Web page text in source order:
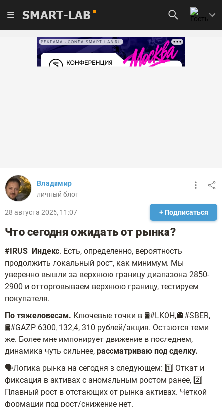
SMART-LAB
РЕКЛАМА • CONFA.SMART-LAB.RU
Владимир
личный блог
28 августа 2025, 11:07 + Подписаться
Что сегодня ожидать от рынка?
#IRUS Индекс. Есть, определенно, вероятность
продолжить локальный рост, как минимум. Мы
уверенно вышли за верхнюю границу диапазона 2850-
2900 и отторговываем верхнюю границу, тестируем
покупателя.
По тяжеловесам. Ключевые точки в 🛢#LKOH,🏦#SBER,
🛢#GAZP 6300, 132,4, 310 рублей/акция. Остаются теми
же. Более мне импонирует движение в последнем,
динамика чуть сильнее, рассматриваю под сделку.
🗣Логика рынка на сегодня в следующем: 1️⃣ Откат и
фиксация в активах с аномальным ростом ранее, 2️⃣
Плавный рост в отстающих от рынка активах. Четкой
формации под рост/снижение нет.